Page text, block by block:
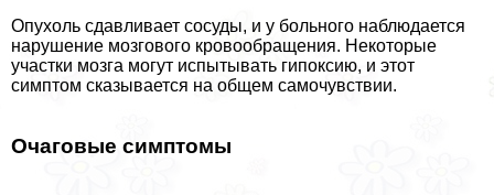
Опухоль сдавливает сосуды, и у больного наблюдается
нарушение мозгового кровообращения. Некоторые
участки мозга могут испытывать гипоксию, и этот
симптом сказывается на общем самочувствии.
Очаговые симптомы